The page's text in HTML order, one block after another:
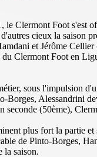
le Clermont Foot s'est
cieux la saison
et Jérôme
Clermont Foot en
sous l'impulsion
Borges, Alessandrini
(50ème),
plus fort la partie
de Pinto-Borges,
la saison.